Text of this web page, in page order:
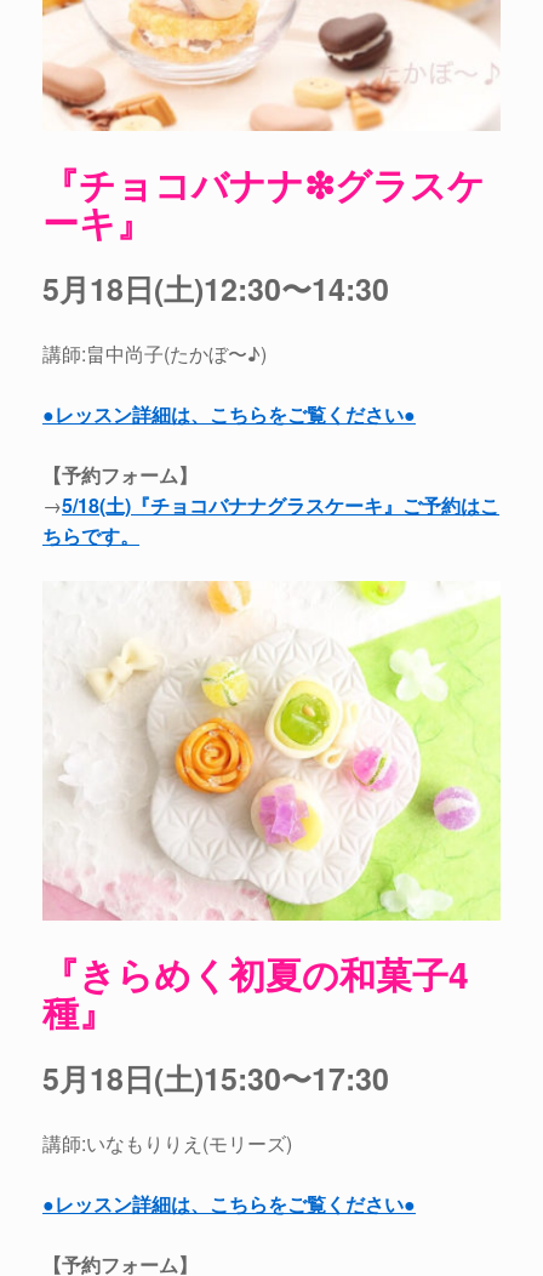
『チョコバナナ❇︎グラスケ
ーキ』
5月18日(土)12:30〜14:30
講師:畠中尚子(たかぼ〜♪)
●レッスン詳細は、こちらをご覧ください●
【予約フォーム】
→5/18(土)『チョコバナナグラスケーキ』ご予約はこ
ちらです。
『きらめく初夏の和菓子4
種』
5月18日(土)15:30〜17:30
講師:いなもりりえ(モリーズ)
●レッスン詳細は、こちらをご覧ください●
【予約フォーム】